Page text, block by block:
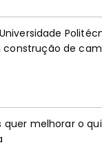
de
quer melhorar o